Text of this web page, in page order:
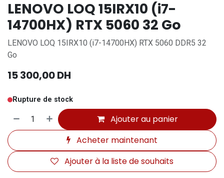
LENOVO LOQ 15IRX10 (i7-
14700HX) RTX 5060 32 Go
LENOVO LOQ 15IRX10 (i7-14700HX) RTX 5060 DDR5 32
Go
15 300,00DH
Rupture de stock
Ajouter au panier
Acheter maintenant
Ajouter à la liste de souhaits